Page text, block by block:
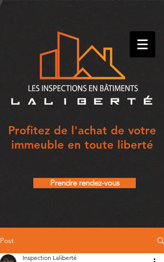
Prendre rendez-vous
Profitez de l'achat de votre
immeuble en toute liberté
Post
Inspection Laliberté